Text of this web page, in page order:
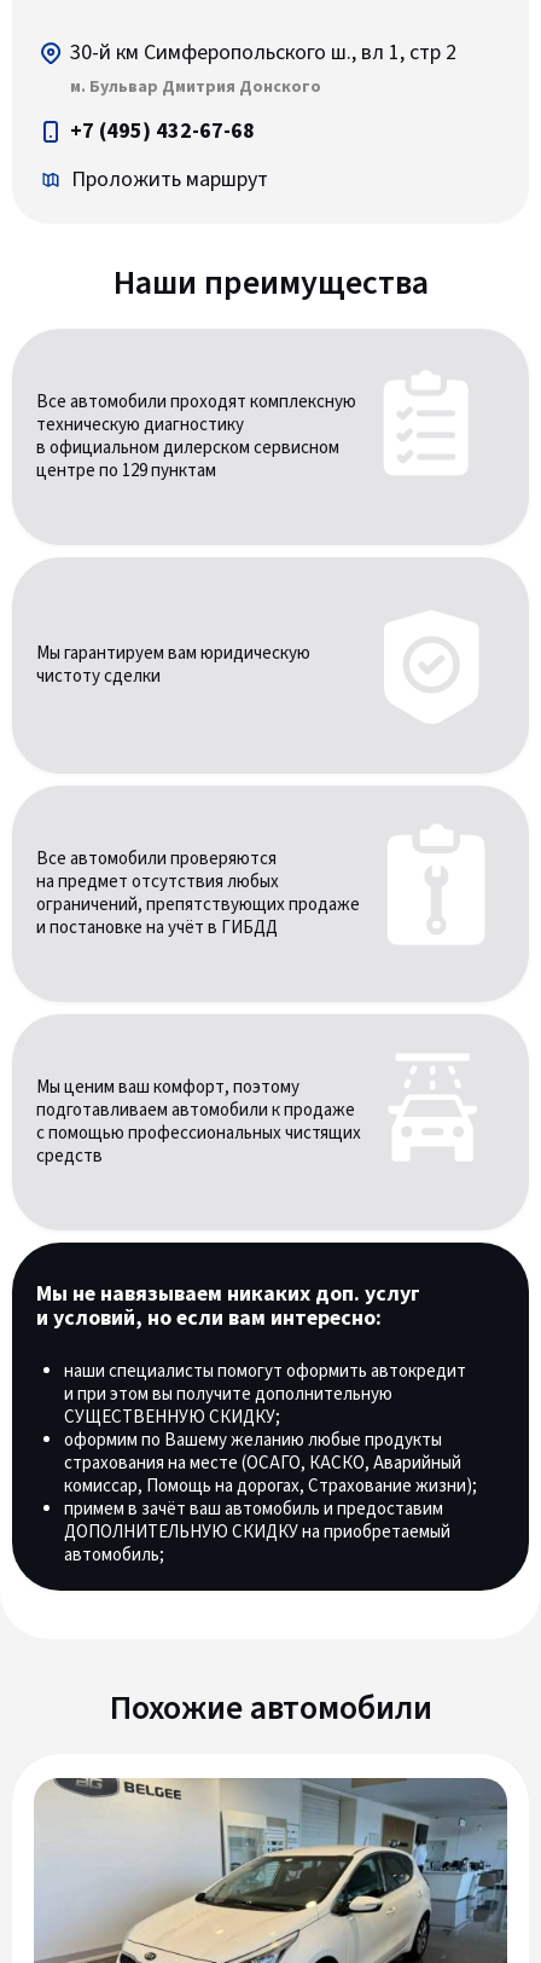
30-й км Симферопольского ш., вл 1, стр 2
м. Бульвар Дмитрия Донского
+7 (495) 432-67-68
Проложить маршрут
Наши преимущества
Все автомобили проходят комплексную
техническую диагностику
в официальном дилерском сервисном
центре по 129 пунктам
Мы гарантируем вам юридическую
чистоту сделки
Все автомобили проверяются
на предмет отсутствия любых
ограничений, препятствующих продаже
и постановке на учёт в ГИБДД
Мы ценим ваш комфорт, поэтому
подготавливаем автомобили к продаже
с помощью профессиональных чистящих
средств
Мы не навязываем никаких доп. услуг
и условий, но если вам интересно:
наши специалисты помогут оформить автокредит
и при этом вы получите дополнительную
СУЩЕСТВЕННУЮ СКИДКУ;
оформим по Вашему желанию любые продукты
страхования на месте (ОСАГО, КАСКО, Аварийный
комиссар, Помощь на дорогах, Страхование жизни);
примем в зачёт ваш автомобиль и предоставим
ДОПОЛНИТЕЛЬНУЮ СКИДКУ на приобретаемый
автомобиль;
Похожие автомобили